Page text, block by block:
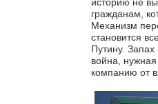
историю не
гражданам,
Механизм
становится
Путину.
война,
компанию от